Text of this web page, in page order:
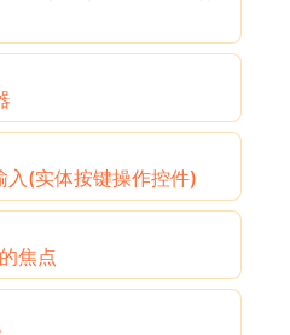
(实体按键操作控件)
焦点